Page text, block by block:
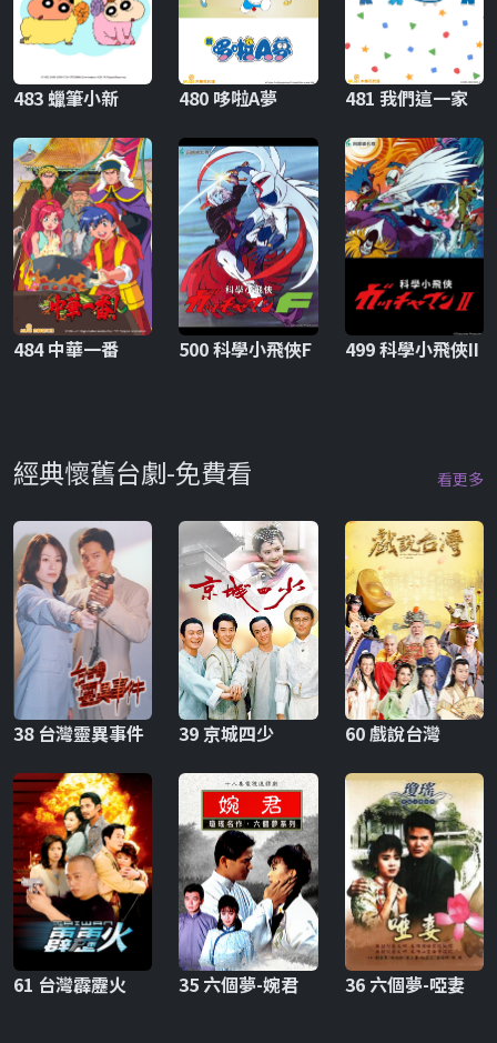
483 蠟筆小新 480 哆啦A夢 481 我們這一家
484 中華一番 500 科學小飛俠F 499 科學小飛俠II
經典懷舊台劇-免費看 看更多
38 台灣靈異事件 39 京城四少 60 戲說台灣
61 台灣霹靂火 35 六個夢-婉君 36 六個夢-啞妻